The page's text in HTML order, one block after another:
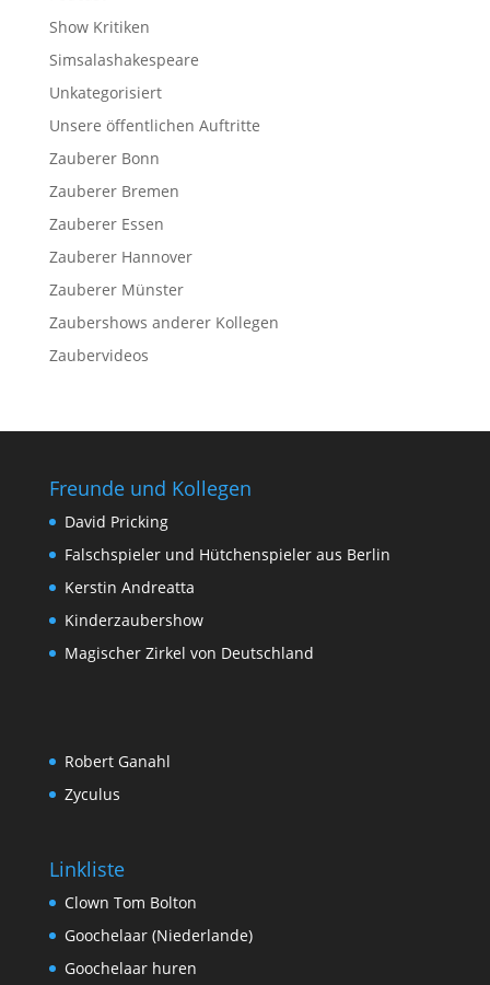
Show Kritiken
Simsalashakespeare
Unkategorisiert
Unsere öffentlichen Auftritte
Zauberer Bonn
Zauberer Bremen
Zauberer Essen
Zauberer Hannover
Zauberer Münster
Zaubershows anderer Kollegen
Zaubervideos
Freunde und Kollegen
David Pricking
Falschspieler und Hütchenspieler aus Berlin
Kerstin Andreatta
Kinderzaubershow
Magischer Zirkel von Deutschland
Robert Ganahl
Zyculus
Linkliste
Clown Tom Bolton
Goochelaar (Niederlande)
Goochelaar huren